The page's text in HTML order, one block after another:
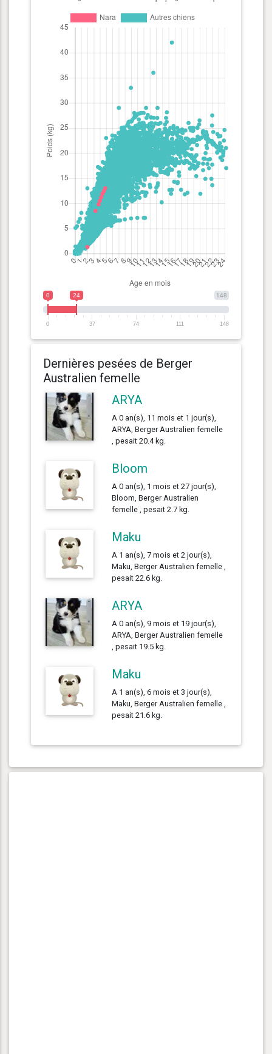
148
0 24
0 37 74 111 148
Dernières pesées de Berger
Australien femelle
ARYA
A 0 an(s), 11 mois et 1 jour(s),
ARYA, Berger Australien femelle
, pesait 20.4 kg.
Bloom
A 0 an(s), 1 mois et 27 jour(s),
Bloom, Berger Australien
femelle , pesait 2.7 kg.
Maku
A 1 an(s), 7 mois et 2 jour(s),
Maku, Berger Australien femelle ,
pesait 22.6 kg.
ARYA
A 0 an(s), 9 mois et 19 jour(s),
ARYA, Berger Australien femelle
, pesait 19.5 kg.
Maku
A 1 an(s), 6 mois et 3 jour(s),
Maku, Berger Australien femelle ,
pesait 21.6 kg.